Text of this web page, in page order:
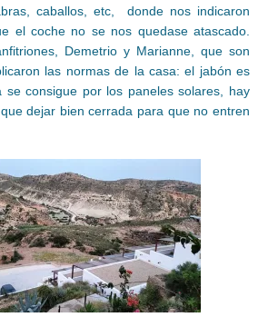
caballos, etc, donde nos indicaron
el coche no se nos quedase atascado.
Demetrio y Marianne, que son
las normas de la casa: el jabón es
se consigue por los paneles solares, hay
dejar bien cerrada para que no entren